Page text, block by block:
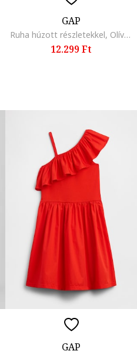
GAP
Ruha húzott részletekkel, Olívazöld
12.299 Ft
GAP